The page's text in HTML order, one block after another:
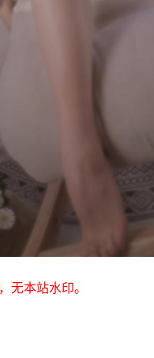
无本站水印。